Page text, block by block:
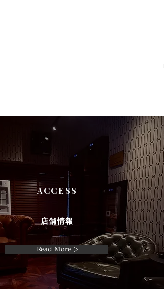
ACCESS
店舗情報
Read More >